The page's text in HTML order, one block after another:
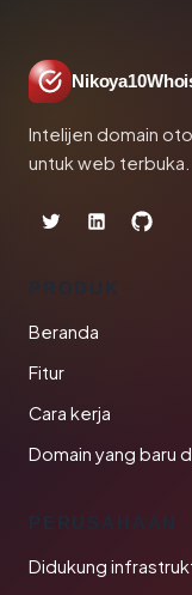
Intelijen domain
untuk web terbuka.
PRODUK
Beranda
Fitur
Cara kerja
Domain yang baru
PERUSAHAAN
Didukung